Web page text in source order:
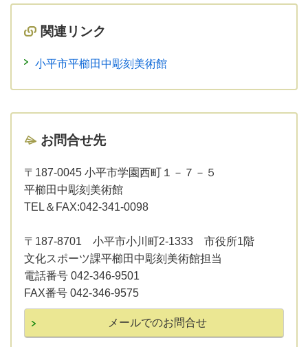
関連リンク
小平市平櫛田中彫刻美術館
お問合せ先
〒187-0045 小平市学園西町１－７－５
平櫛田中彫刻美術館
TEL＆FAX:042-341-0098
〒187-8701 小平市小川町2-1333 市役所1階
文化スポーツ課平櫛田中彫刻美術館担当
電話番号 042-346-9501
FAX番号 042-346-9575